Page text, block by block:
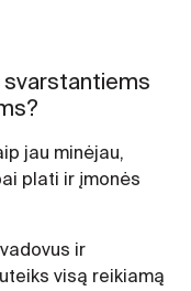
jau minėjau,
plati ir įmonės
ir
visą reikiamą